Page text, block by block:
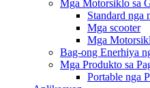
Mga Motorsiklo sa
Standard nga
Mga scooter
Mga
Bag-ong Enerhiya
Mga Produkto sa
Portable nga